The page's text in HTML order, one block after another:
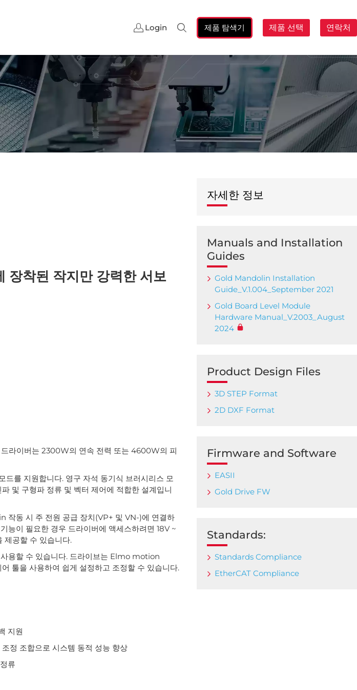
Login
검
제품 탐색기 제품 선택 연락처
장착된 작지만 강력한 서보
라이버는 2300W의 연속 전력 또는 4600W의 피
를 지원합니다. 영구 자석 동기식 브러시리스 모
및 구형파 정류 및 벡터 제어에 적합한 설계입니
동 시 주 전원 공급 장치(VP+ 및 VN-)에 연결하
능이 필요한 경우 드라이버에 액세스하려면 18V ~
제공할 수 있습니다.
용할 수 있습니다. 드라이브는 Elmo motion
툴을 사용하여 쉽게 설정하고 조정할 수 있습니다.
지원
정 조합으로 시스템 동적 성능 향상
류
자세한 정보
Manuals and Installation
Guides
Gold Mandolin Installation
Guide_V.1.004_September 2021
Gold Board Level Module
Hardware Manual_V.2003_August
2024
Product Design Files
3D STEP Format
2D DXF Format
Firmware and Software
EASII
Gold Drive FW
Standards:
Standards Compliance
EtherCAT Compliance